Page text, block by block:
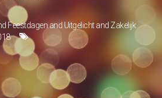
Feestdagenand Uitgelichtand Zakelijk